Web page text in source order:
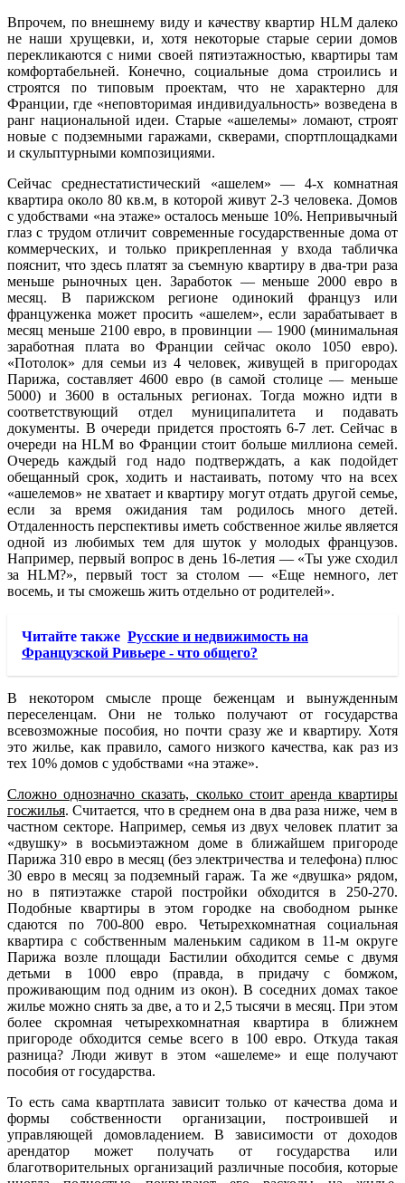
Впрочем, по внешнему виду и качеству квартир HLM далеко
не наши хрущевки, и, хотя некоторые старые серии домов
перекликаются с ними своей пятиэтажностью, квартиры там
комфортабельней. Конечно, социальные дома строились и
строятся по типовым проектам, что не характерно для
Франции, где «неповторимая индивидуальность» возведена в
ранг национальной идеи. Старые «ашелемы» ломают, строят
новые с подземными гаражами, скверами, спортплощадками
и скульптурными композициями.
Сейчас среднестатистический «ашелем» — 4-х комнатная
квартира около 80 кв.м, в которой живут 2-3 человека. Домов
с удобствами «на этаже» осталось меньше 10%. Непривычный
глаз с трудом отличит современные государственные дома от
коммерческих, и только прикрепленная у входа табличка
пояснит, что здесь платят за съемную квартиру в два-три раза
меньше рыночных цен. Заработок — меньше 2000 евро в
месяц. В парижском регионе одинокий француз или
француженка может просить «ашелем», если зарабатывает в
месяц меньше 2100 евро, в провинции — 1900 (минимальная
заработная плата во Франции сейчас около 1050 евро).
«Потолок» для семьи из 4 человек, живущей в пригородах
Парижа, составляет 4600 евро (в самой столице — меньше
5000) и 3600 в остальных регионах. Тогда можно идти в
соответствующий отдел муниципалитета и подавать
документы. В очереди придется простоять 6-7 лет. Сейчас в
очереди на HLM во Франции стоит больше миллиона семей.
Очередь каждый год надо подтверждать, а как подойдет
обещанный срок, ходить и настаивать, потому что на всех
«ашелемов» не хватает и квартиру могут отдать другой семье,
если за время ожидания там родилось много детей.
Отдаленность перспективы иметь собственное жилье является
одной из любимых тем для шуток у молодых французов.
Например, первый вопрос в день 16-летия — «Ты уже сходил
за HLM?», первый тост за столом — «Еще немного, лет
восемь, и ты сможешь жить отдельно от родителей».
Читайте также Русские и недвижимость на
Французской Ривьере - что общего?
В некотором смысле проще беженцам и вынужденным
переселенцам. Они не только получают от государства
всевозможные пособия, но почти сразу же и квартиру. Хотя
это жилье, как правило, самого низкого качества, как раз из
тех 10% домов с удобствами «на этаже».
Сложно однозначно сказать, сколько стоит аренда квартиры
госжилья. Считается, что в среднем она в два раза ниже, чем в
частном секторе. Например, семья из двух человек платит за
«двушку» в восьмиэтажном доме в ближайшем пригороде
Парижа 310 евро в месяц (без электричества и телефона) плюс
30 евро в месяц за подземный гараж. Та же «двушка» рядом,
но в пятиэтажке старой постройки обходится в 250-270.
Подобные квартиры в этом городке на свободном рынке
сдаются по 700-800 евро. Четырехкомнатная социальная
квартира с собственным маленьким садиком в 11-м округе
Парижа возле площади Бастилии обходится семье с двумя
детьми в 1000 евро (правда, в придачу с бомжом,
проживающим под одним из окон). В соседних домах такое
жилье можно снять за две, а то и 2,5 тысячи в месяц. При этом
более скромная четырехкомнатная квартира в ближнем
пригороде обходится семье всего в 100 евро. Откуда такая
разница? Люди живут в этом «ашелеме» и еще получают
пособия от государства.
То есть сама квартплата зависит только от качества дома и
формы собственности организации, построившей и
управляющей домовладением. В зависимости от доходов
арендатор может получать от государства или
благотворительных организаций различные пособия, которые